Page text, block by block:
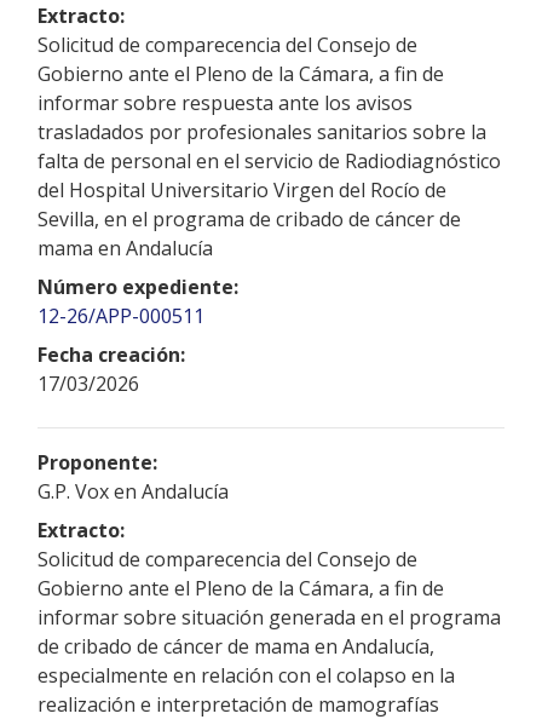
Extracto:
Solicitud de comparecencia del Consejo de
Gobierno ante el Pleno de la Cámara, a fin de
informar sobre respuesta ante los avisos
trasladados por profesionales sanitarios sobre la
falta de personal en el servicio de Radiodiagnóstico
del Hospital Universitario Virgen del Rocío de
Sevilla, en el programa de cribado de cáncer de
mama en Andalucía
Número expediente:
12-26/APP-000511
Fecha creación:
17/03/2026
Proponente:
G.P. Vox en Andalucía
Extracto:
Solicitud de comparecencia del Consejo de
Gobierno ante el Pleno de la Cámara, a fin de
informar sobre situación generada en el programa
de cribado de cáncer de mama en Andalucía,
especialmente en relación con el colapso en la
realización e interpretación de mamografías